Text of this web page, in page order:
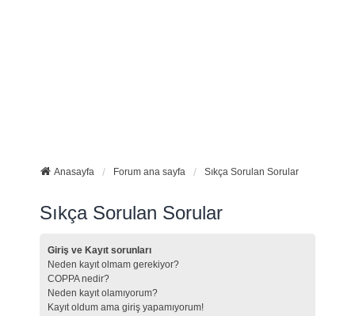
Anasayfa Forum ana sayfa Sıkça Sorulan Sorular
Sıkça Sorulan Sorular
Giriş ve Kayıt sorunları
Neden kayıt olmam gerekiyor?
COPPA nedir?
Neden kayıt olamıyorum?
Kayıt oldum ama giriş yapamıyorum!